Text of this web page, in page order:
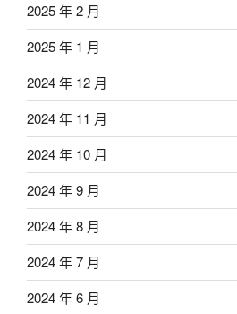
2025 年 2 月
2025 年 1 月
2024 年 12 月
2024 年 11 月
2024 年 10 月
2024 年 9 月
2024 年 8 月
2024 年 7 月
2024 年 6 月